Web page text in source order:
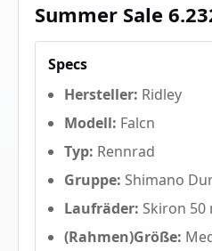
Summer Sale
Specs
Hersteller: Ridley
Modell: Falcn
Typ: Rennrad
Gruppe: Shimano
Laufräder: Skiron 50
(Rahmen)Größe: